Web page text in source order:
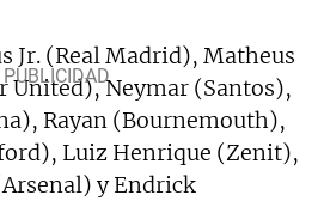
Jr. (Real Madrid), Matheus
United), Neymar (Santos),
Rayan (Bournemouth),
Luiz Henrique (Zenit),
y Endrick